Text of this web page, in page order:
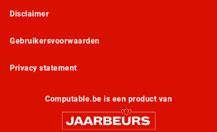
Disclaimer
Gebruikersvoorwaarden
Privacy statement
Computable.be is een product van